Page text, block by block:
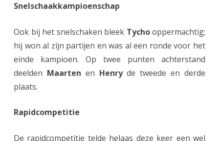
l
l
Snelschaakkampioenschap
Ook bij het snelschaken bleek Tychooppermachtig;
hij won al zijn partijen en was al een ronde voor het
einde kampioen. Op twee punten achterstand
deelden Maarten en Henryde tweede en derde
plaats.
Rapidcompetitie
De rapidcompetitie telde helaas deze keer een wel